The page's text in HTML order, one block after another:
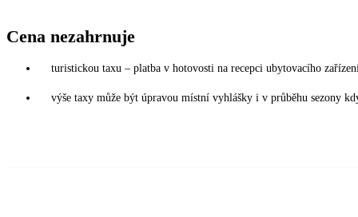
Cena nezahrnuje
turistickou taxu – platba v hotovosti na recepci ubytovacího
výše taxy může být úpravou místní vyhlášky i v průběhu sezony